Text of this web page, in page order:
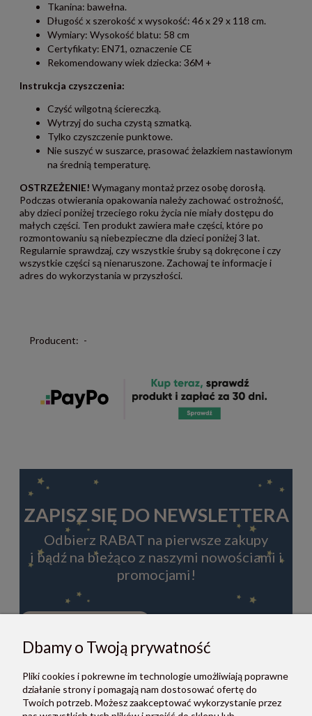
Tkanina: bawełna.
Długość x szerokość x wysokość: 46 x 29 x 118 cm.
Wymiary: Wysokość blatu: 58 cm
Certyfikaty: EN71, oznaczenie CE
Rekomendowany wiek dziecka: 36M +
Instrukcja czyszczenia:
Czyść wilgotną ściereczką.
Wytrzyj do sucha czystą szmatką.
Tylko czyszczenie punktowe.
Nie suszyć w suszarce, prasować żelazkiem nastawionym
na średnią temperaturę.
OSTRZEŻENIE! Wymagany montaż przez osobę dorosłą.
Podczas otwierania opakowania należy zachować ostrożność,
aby dzieci poniżej trzeciego roku życia nie miały dostępu do
małych części. Ten produkt zawiera małe części, które po
rozmontowaniu są niebezpieczne dla dzieci poniżej 3 lat.
Regularnie sprawdzaj, czy wszystkie śruby są dokręcone i czy
wszystkie części są nienaruszone. Zachowaj te informacje i
adres do wykorzystania w przyszłości.
Producent: -
ZAPISZ SIĘ DO NEWSLETTERA
Odbierz RABAT na pierwsze zakupy
i bądź na bieżąco z naszymi nowościami i
promocjami!
ZAPISZ SIĘ
Zapisując się do newslettera, akceptujesz Regulamin i Politykę
prywatności.
Dbamy o Twoją prywatność
Pliki cookies i pokrewne im technologie umożliwiają poprawne
działanie strony i pomagają nam dostosować ofertę do
Twoich potrzeb. Możesz zaakceptować wykorzystanie przez